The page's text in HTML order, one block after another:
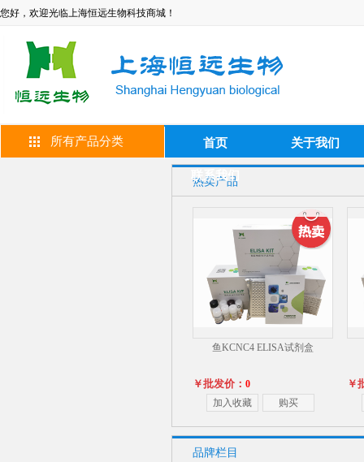
您好，欢迎光临上海恒远生物科技商城！
所有产品分类 首页 关于我们
联系我们
热卖产品
鱼KCNC4 ELISA试剂盒
￥批发价： 0
加入收藏
购买
￥
品牌栏目